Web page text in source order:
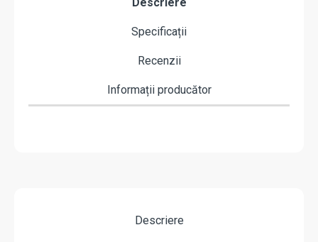
Specificații
Recenzii
Informații producător
Descriere